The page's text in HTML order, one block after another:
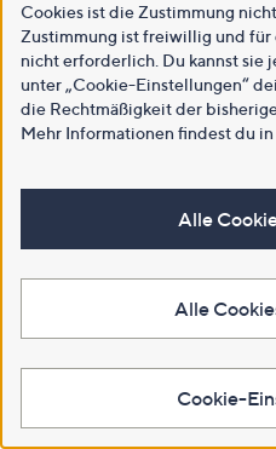
Cookies ist die Zustimmung
Zustimmung ist freiwillig und
nicht erforderlich. Du kannst
unter „Cookie-Einstellungen“
die Rechtmäßigkeit der
Mehr Informationen findest du in
Alle
Alle
Cookie-